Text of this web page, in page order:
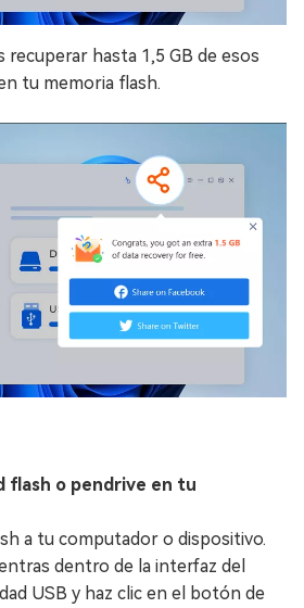
recuperar hasta 1,5 GB de esos
tu memoria flash.
flash o pendrive en tu
a tu computador o dispositivo.
dentro de la interfaz del
USB y haz clic en el botón de